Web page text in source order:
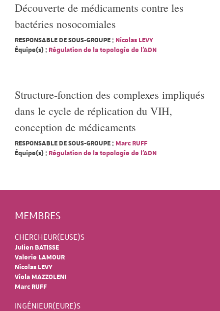
Découverte de médicaments contre les
bactéries nosocomiales
RESPONSABLE DE SOUS-GROUPE : Nicolas LEVY
Équipe(s) : Régulation de la topologie de l'ADN
Structure-fonction des complexes impliqués
dans le cycle de réplication du VIH,
conception de médicaments
RESPONSABLE DE SOUS-GROUPE : Marc RUFF
Équipe(s) : Régulation de la topologie de l'ADN
MEMBRES
CHERCHEUR(EUSE)S
Julien BATISSE
Valerie LAMOUR
Nicolas LEVY
Viola MAZZOLENI
Marc RUFF
INGÉNIEUR(EURE)S